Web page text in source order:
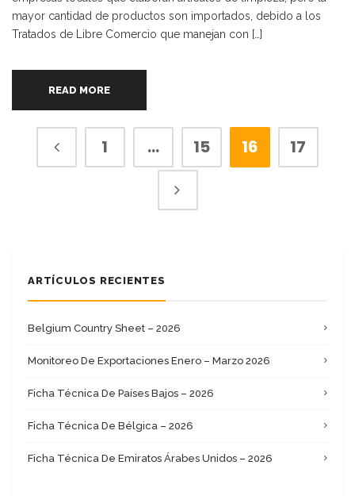
mayor cantidad de productos son importados, debido a los
Tratados de Libre Comercio que manejan con […]
READ MORE
1 … 15 16 17
ARTÍCULOS RECIENTES
Belgium Country Sheet – 2026
Monitoreo De Exportaciones Enero – Marzo 2026
Ficha Técnica De Países Bajos – 2026
Ficha Técnica De Bélgica – 2026
Ficha Técnica De Emiratos Árabes Unidos – 2026